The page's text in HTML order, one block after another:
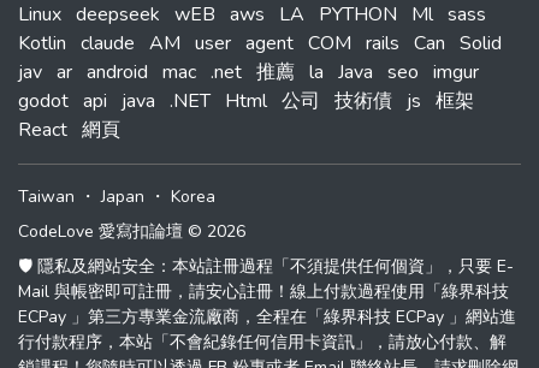
Linux deepseek wEB aws LA PYTHON Ml sass
Kotlin claude AM user agent COM rails Can Solid
jav ar android mac .net 推薦 la Java seo imgur
godot api java .NET Html 公司 技術債 js 框架
React 網頁
Taiwan ・Japan ・ Korea
CodeLove 愛寫扣論壇 © 2026
🛡️ 隱私及網站安全：本站註冊過程「不須提供任何個資」，只要 E-
Mail 與帳密即可註冊，請安心註冊！線上付款過程使用「綠界科技
ECPay 」第三方專業金流廠商，全程在「綠界科技 ECPay 」網站進
行付款程序，本站「不會紀錄任何信用卡資訊」，請放心付款、解